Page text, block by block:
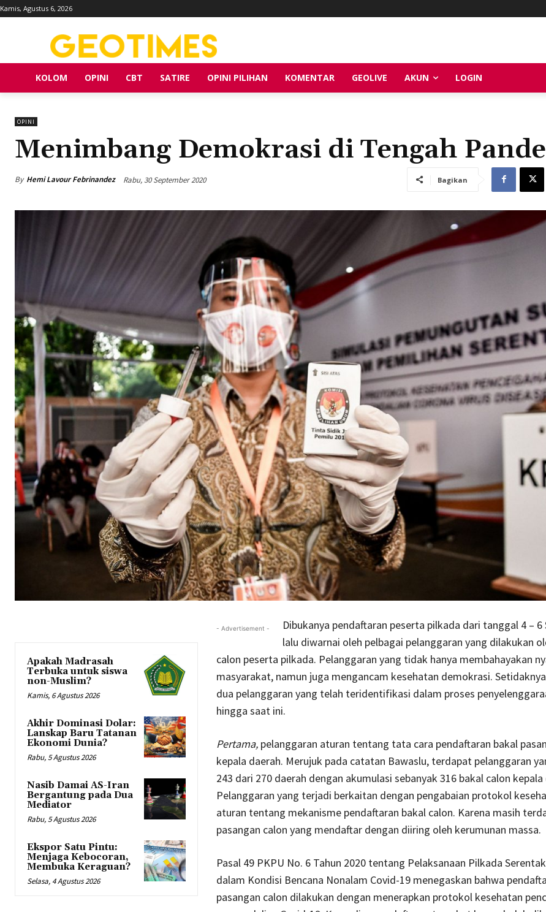
Kamis, Agustus 6, 2026
KOLOM OPINI CBT SATIRE OPINI PILIHAN KOMENTAR GEOLIVE AKUN LOGIN
OPINI
Menimbang Demokrasi di Tengah
By Hemi Lavour Febrinandez Rabu, 30 September 2020 Bagikan
Apakah Madrasah
Terbuka untuk siswa
non-Muslim?
Kamis, 6 Agustus 2026
Akhir Dominasi Dolar:
Lanskap Baru Tatanan
Ekonomi Dunia?
Rabu, 5 Agustus 2026
Nasib Damai AS-Iran
Bergantung pada Dua
Mediator
Rabu, 5 Agustus 2026
Ekspor Satu Pintu:
Menjaga Kebocoran,
Membuka Keraguan?
Selasa, 4 Agustus 2026
- Advertisement -
Dibukanya pendaftaran peserta pilkada dari tanggal 4 – 6
lalu diwarnai oleh pelbagai pelanggaran yang dilakukan
calon peserta pilkada. Pelanggaran yang tidak hanya membahayakan
masyarakat, namun juga mengancam kesehatan demokrasi.
dua pelanggaran yang telah teridentifikasi dalam proses
hingga saat ini.
Pertama, pelanggaran aturan tentang tata cara pendaftaran bakal
kepala daerah. Merujuk pada catatan Bawaslu, terdapat pelanggaran
243 dari 270 daerah dengan akumulasi sebanyak 316 bakal calon kepala
Pelanggaran yang terjadi berkaitan dengan pengabaian protokol
aturan tentang mekanisme pendaftaran bakal calon. Karena masih
pasangan calon yang mendaftar dengan diiring oleh kerumunan massa.
Pasal 49 PKPU No. 6 Tahun 2020 tentang Pelaksanaan Pilkada
dalam Kondisi Bencana Nonalam Covid-19 menegaskan bahwa
pasangan calon dilakukan dengan menerapkan protokol kesehatan